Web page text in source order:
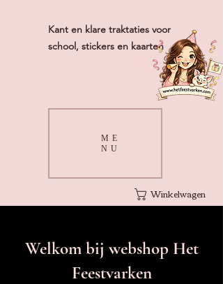
Winkelwagen
Welkom bij webshop Het
Feestvarken
ME
NU
Kant en klare traktaties voor
school, stickers en kaarten